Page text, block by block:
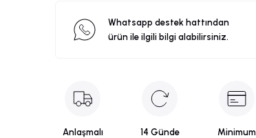
Whatsapp destek hattından
ürün ile ilgili bilgi alabilirsiniz.
Anlaşmalı
14 Günde
Minimum